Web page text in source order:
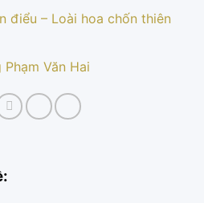
điểu – Loài hoa chốn thiên
Văn Hai